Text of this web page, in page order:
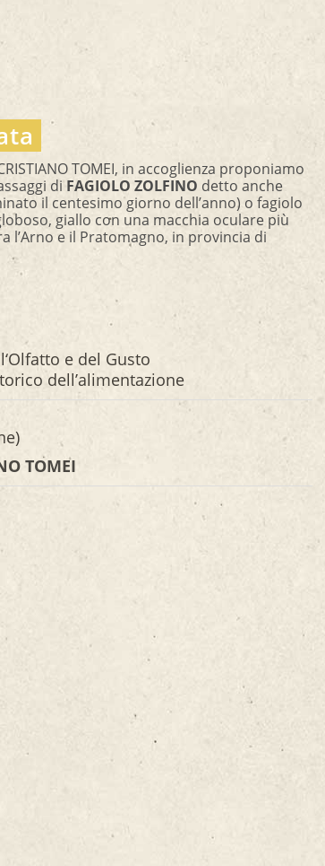
TOMEI, in accoglienza proponiamo
di FAGIOLO ZOLFINO detto anche
il centesimo giorno dell’anno) o fagiolo
giallo con una macchia oculare più
l’Arno e il Pratomagno, in provincia di
e del Gusto
dell’alimentazione
TOMEI